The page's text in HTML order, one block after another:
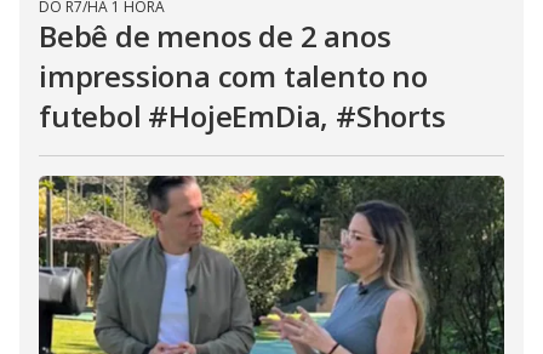
DO R7/HÁ 1 HORA
Bebê de menos de 2 anos
impressiona com talento no
futebol #HojeEmDia, #Shorts